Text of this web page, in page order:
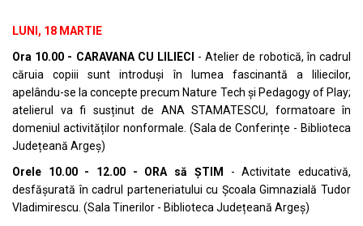
LUNI, 18 MARTIE
Ora 10.00 - CARAVANA CU LILIECI
- Atelier de robotică, în cadrul
căruia copiii sunt introduși în lumea fascinantă a liliecilor,
apelându-se la concepte precum Nature Tech și Pedagogy of Play;
atelierul va fi susținut de ANA STAMATESCU, formatoare în
domeniul activităților nonformale. (Sala de Conferințe - Biblioteca
Județeană Argeș)
Orele 10.00 - 12.00 - ORA să ȘTIM
- Activitate educativă,
desfășurată în cadrul parteneriatului cu Școala Gimnazială Tudor
Vladimirescu. (Sala Tinerilor - Biblioteca Județeană Argeș)